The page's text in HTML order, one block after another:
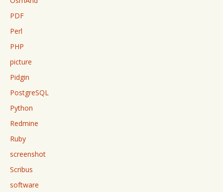
PDF
Perl
PHP
picture
Pidgin
PostgreSQL
Python
Redmine
Ruby
screenshot
Scribus
software